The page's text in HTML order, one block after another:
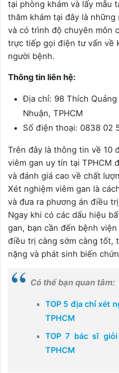
tại phòng khám và lấy mẫu
thăm khám tại đây là
và có trình độ chuyên môn
trực tiếp gọi điện tư vấn về
người bệnh.
Thông tin liên hệ:
Địa chỉ: 98 Thích
Nhuận, TPHCM
Số điện thoại: 0838 02
Trên đây là thông tin về 10
viêm gan uy tín tại TPHCM
và đánh giá cao về chất
Xét nghiệm viêm gan là
và đưa ra phương án điều
Ngay khi có các dấu hiệu
gan, bạn cần đến bệnh
điều trị càng sớm càng tốt,
nặng và phát sinh biến
Có thể bạn quan tâm:
TOP 5 địa chỉ xét
TPHCM
TOP 7 bác sĩ
TPHCM